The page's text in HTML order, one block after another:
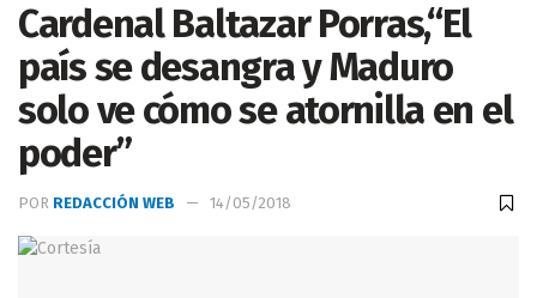
Cardenal Baltazar Porras,“El
país se desangra y Maduro
solo ve cómo se atornilla en el
poder”
POR REDACCIÓN WEB 14/05/2018